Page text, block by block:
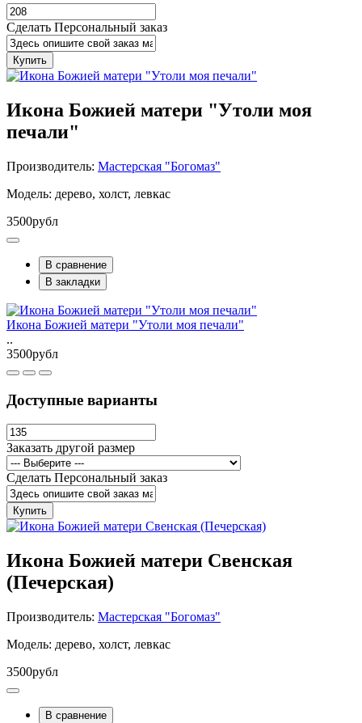
Сделать Персональный заказ
Купить
Икона Божией матери "Утоли моя
печали"
Производитель: Мастерская "Богомаз"
Модель: дерево, холст, левкас
3500рубл
В сравнение
В закладки
Икона Божией матери "Утоли моя печали"
..
3500рубл
Доступные варианты
Заказать другой размер
Сделать Персональный заказ
Купить
Икона Божией матери Свенская
(Печерская)
Производитель: Мастерская "Богомаз"
Модель: дерево, холст, левкас
3500рубл
В сравнение